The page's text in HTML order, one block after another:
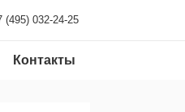
032-24-25
Контакты